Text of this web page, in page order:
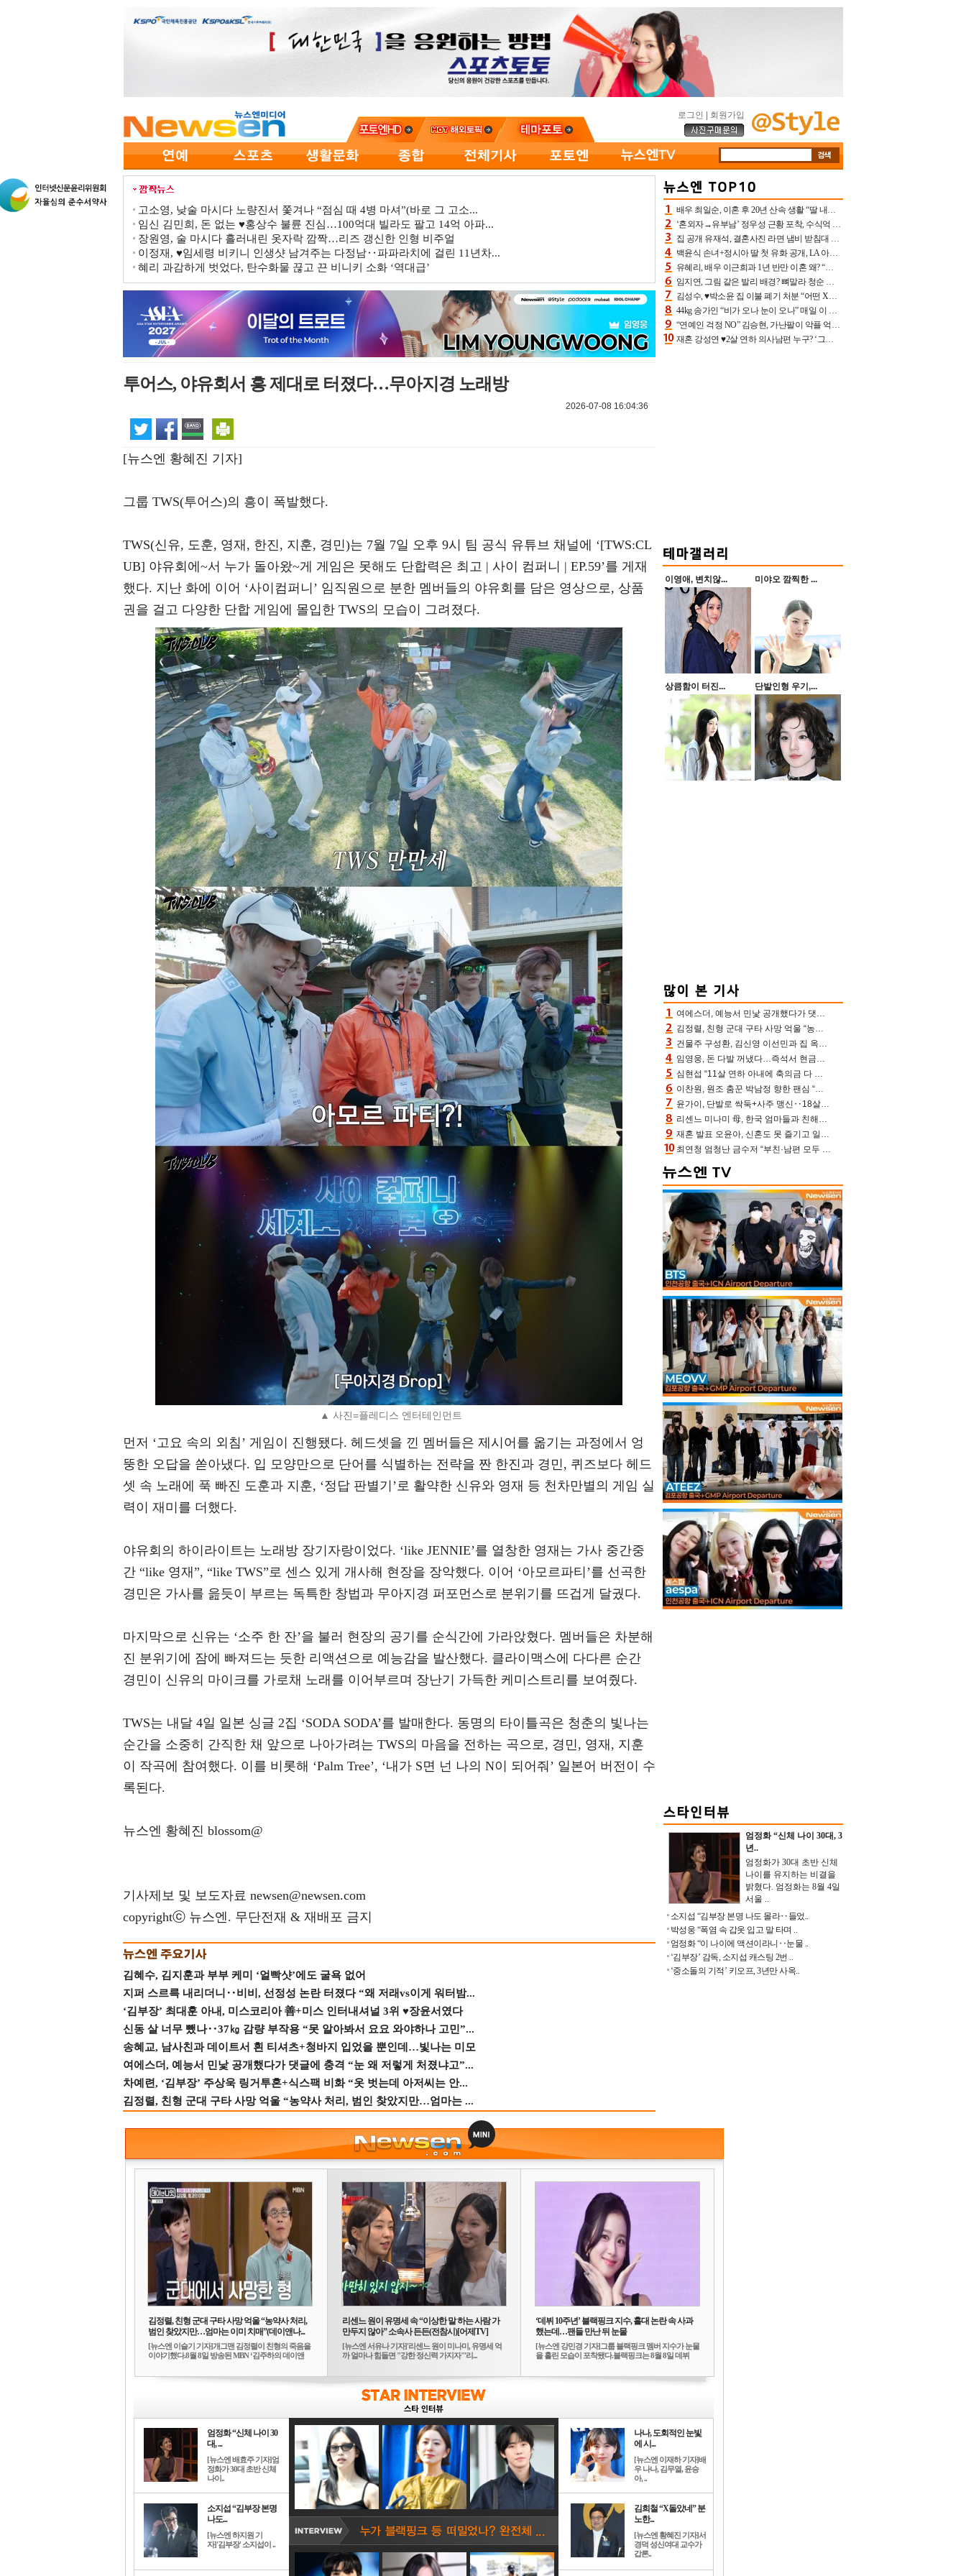
로그인 회원가입
고소영, 낮술 마시다 노량진서 쫓겨나 “점심 때 4병 마셔”(바로 그 고소...
임신 김민희, 돈 없는 ♥홍상수 불륜 진심…100억대 빌라도 팔고 14억 아파...
장원영, 술 마시다 흘러내린 옷자락 깜짝…리즈 갱신한 인형 비주얼
이정재, ♥임세령 비키니 인생샷 남겨주는 다정남‥파파라치에 걸린 11년차...
혜리 과감하게 벗었다, 탄수화물 끊고 끈 비니키 소화 ‘역대급’
투어스, 야유회서 흥 제대로 터졌다…무아지경 노래방
2026-07-08 16:04:36
[뉴스엔 황혜진 기자]
그룹 TWS(투어스)의 흥이 폭발했다.
TWS(신유, 도훈, 영재, 한진, 지훈, 경민)는 7월 7일 오후 9시 팀 공식 유튜브 채널에 ‘[TWS:CL
UB] 야유회에~서 누가 돌아왔~게 게임은 못해도 단합력은 최고 | 사이 컴퍼니 | EP.59’를 게재
했다. 지난 화에 이어 ‘사이컴퍼니’ 임직원으로 분한 멤버들의 야유회를 담은 영상으로, 상품
권을 걸고 다양한 단합 게임에 몰입한 TWS의 모습이 그려졌다.
▲ 사진=플레디스 엔터테인먼트
먼저 ‘고요 속의 외침’ 게임이 진행됐다. 헤드셋을 낀 멤버들은 제시어를 옮기는 과정에서 엉
뚱한 오답을 쏟아냈다. 입 모양만으로 단어를 식별하는 전략을 짠 한진과 경민, 퀴즈보다 헤드
셋 속 노래에 푹 빠진 도훈과 지훈, ‘정답 판별기’로 활약한 신유와 영재 등 천차만별의 게임 실
력이 재미를 더했다.
야유회의 하이라이트는 노래방 장기자랑이었다. ‘like JENNIE’를 열창한 영재는 가사 중간중
간 “like 영재”, “like TWS”로 센스 있게 개사해 현장을 장악했다. 이어 ‘아모르파티’를 선곡한
경민은 가사를 읊듯이 부르는 독특한 창법과 무아지경 퍼포먼스로 분위기를 뜨겁게 달궜다.
마지막으로 신유는 ‘소주 한 잔’을 불러 현장의 공기를 순식간에 가라앉혔다. 멤버들은 차분해
진 분위기에 잠에 빠져드는 듯한 리액션으로 예능감을 발산했다. 클라이맥스에 다다른 순간
경민이 신유의 마이크를 가로채 노래를 이어부르며 장난기 가득한 케미스트리를 보여줬다.
TWS는 내달 4일 일본 싱글 2집 ‘SODA SODA’를 발매한다. 동명의 타이틀곡은 청춘의 빛나는
순간을 소중히 간직한 채 앞으로 나아가려는 TWS의 마음을 전하는 곡으로, 경민, 영재, 지훈
이 작곡에 참여했다. 이를 비롯해 ‘Palm Tree’, ‘내가 S면 넌 나의 N이 되어줘’ 일본어 버전이 수
록된다.
뉴스엔 황혜진 blossom@
기사제보 및 보도자료 newsen@newsen.com
copyrightⓒ 뉴스엔. 무단전재 & 재배포 금지
김혜수, 김지훈과 부부 케미 ‘얼빡샷’에도 굴욕 없어
지퍼 스르륵 내리더니‥비비, 선정성 논란 터졌다 “왜 저래vs이게 워터밤...
‘김부장’ 최대훈 아내, 미스코리아 善+미스 인터내셔널 3위 ♥장윤서였다
신동 살 너무 뺐나‥37㎏ 감량 부작용 “못 알아봐서 요요 와야하나 고민”...
송혜교, 남사친과 데이트서 흰 티셔츠+청바지 입었을 뿐인데…빛나는 미모
여에스더, 예능서 민낯 공개했다가 댓글에 충격 “눈 왜 저렇게 처졌냐고”...
차예련, ‘김부장’ 주상욱 링거투혼+식스팩 비화 “옷 벗는데 아저씨는 안...
김정렬, 친형 군대 구타 사망 억울 “농약사 처리, 범인 찾았지만…엄마는 ...
배우 최일순, 이혼 후 20년 산속 생활 “딸 내가 버렸다고 원망‥맘 아파”(특종)[어제TV]
‘혼외자→유부남’ 정우성 근황 포착, 수식억 해킹 피해 후배 만났다 “존경하는”
집 공개 유재석, 결혼사진 라면 냄비 받침대 되고 분노‥가족사진도 피해(놀뭐)[어제TV]
백윤식 손녀+정시아 딸 첫 유화 공개, LA 아트쇼→서울국제조각페스타 작가다운 수준급 실력
유혜리, 배우 이근희과 1년 반만 이혼 왜? “식칼 꽂고 의자 던져” 충격 폭로(특종)[어제TV]
임지연, 그림 같은 발리 배경? 뼈말라 청순 비키니 핏에 상대 안 되네
김성수, ♥박소윤 집 이불 폐기 처분 “어떤 X이랑 썼을지 몰라” 질투(신랑수업2)[어제TV]
44kg 송가인 “비가 오나 눈이 오나” 매일 이 운동, 허벅지 근육량 상승+체지방 감소
“연예인 걱정 NO” 김승현, 가난팔이 악플 억울할만‥아내+딸과 日 여행
재혼 강성연 ♥2살 연하 의사남편 누구? ‘그알’ 자문의에 훈남 비주얼 초엘리트 스펙 [종합]
이영애, 변치않... 미야오 깜찍한 ...
상큼함이 터진... 단발인형 우기,...
여에스더, 예능서 민낯 공개했다가 댓글에 충격 “눈 왜 저렇게 처졌냐고”(에스더TV)
김정렬, 친형 군대 구타 사망 억울 “농약사 처리, 범인 찾았지만…엄마는 이미 치매”(데이앤나잇)
건물주 구성환, 김신영 이선민과 집 옥상서 41만원 한우 파티 “화력이 성화봉송”(나혼산)
임영웅, 돈 다발 꺼냈다…즉석서 현금으로 수당 챙겨주는 ‘구단주’
심현섭 “11살 연하 아내에 축의금 다 뺏겨, 집도 아내 명의” (동치미)[결정적장면]
이찬원, 원조 춤꾼 박남정 향한 팬심 “어머님 잘 계시지” 폭소(불후)
윤가이, 단발로 싹둑+사주 맹신‥18살 연상 ♥장기하 반한 엉뚱·열정 매력(전참시)
리센느 미나미 母, 한국 엄마들과 친해진 비결=BTS “최애 정국 얘기로 통해”(전참시)
재혼 발표 오윤아, 신혼도 못 즐기고 일만 “발달장애 子도 취업 1년차, 연차 없어”
최연청 엄청난 금수저 “부친·남편 모두 판사, 국회의원·언론사 대표 집안”(아형)
엄정화 “신체 나이 30대, 3
년..
엄정화가 30대 초반 신체
나이를 유지하는 비결을
밝혔다. 엄정화는 8월 4일
서울 ..
소지섭 “김부장 본명 나도 몰라‥들었..
박성웅 “폭염 속 갑옷 입고 말 타며 ..
엄정화 “이 나이에 액션이라니‥눈물 ..
‘김부장’ 감독, 소지섭 캐스팅 2번 ..
‘중소돌의 기적’ 키오프, 3년만 사옥..
김정렬, 친형 군대 구타 사망 억울 “농약사 처리,
범인 찾았지만…엄마는 이미 치매”(데이앤나...
[뉴스엔 이슬기 기자]개그맨 김정렬이 친형의 죽음을
이야기했다.8월 8일 방송된 MBN ‘김주하의 데이앤
리센느 원이 유명세 속 “이상한 말 하는 사람 가
만두지 않아” 소속사 든든(전참시)[어제TV]
[뉴스엔 서유나 기자]'리센느 원이 미나미, 유명세 억
까 얼마나 힘들면 "강한 정신력 가지자"'리...
‘데뷔 10주년’ 블랙핑크 지수, 홀대 논란 속 사과
했는데…팬들 만난 뒤 눈물
[뉴스엔 강민경 기자]그룹 블랙핑크 멤버 지수가 눈물
을 흘린 모습이 포착됐다.블랙핑크는 8월 8일 데뷔
엄정화 “신체 나이 30
대, ...
[뉴스엔 배효주 기자]엄
정화가 30대 초반 신체
나이..
소지섭 “김부장 본명
나도...
[뉴스엔 하지원 기
자]'김부장' 소지섭이 ..
나나, 도회적인 눈빛
에 시...
[뉴스엔 이재하 기자]배
우 나나, 김무열, 윤승
아, ..
김희철 “X돌았네” 분
노한...
[뉴스엔 황혜진 기자]서
경덕 성신여대 교수가
갑론..